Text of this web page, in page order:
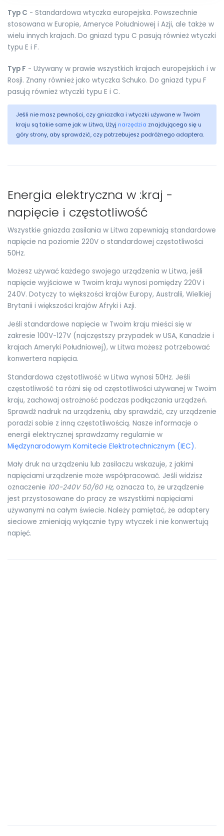
Typ C - Standardowa wtyczka europejska. Powszechnie
stosowana w Europie, Ameryce Południowej i Azji, ale także w
wielu innych krajach. Do gniazd typu C pasują również wtyczki
typu E i F.
Typ F - Używany w prawie wszystkich krajach europejskich i w
Rosji. Znany również jako wtyczka Schuko. Do gniazd typu F
pasują również wtyczki typu E i C.
Jeśli nie masz pewności, czy gniazdka i wtyczki używane w Twoim
kraju są takie same jak w Litwa, Użyj narzędzia znajdującego się u
góry strony, aby sprawdzić, czy potrzebujesz podróżnego adaptera.
Energia elektryczna w :kraj -
napięcie i częstotliwość
Wszystkie gniazda zasilania w Litwa zapewniają standardowe
napięcie na poziomie 220V o standardowej częstotliwości
50Hz.
Możesz używać każdego swojego urządzenia w Litwa, jeśli
napięcie wyjściowe w Twoim kraju wynosi pomiędzy 220V i
240V. Dotyczy to większości krajów Europy, Australii, Wielkiej
Brytanii i większości krajów Afryki i Azji.
Jeśli standardowe napięcie w Twoim kraju mieści się w
zakresie 100V-127V (najczęstszy przypadek w USA, Kanadzie i
krajach Ameryki Południowej), w Litwa możesz potrzebować
konwertera napięcia.
Standardowa częstotliwość w Litwa wynosi 50Hz. Jeśli
częstotliwość ta różni się od częstotliwości używanej w Twoim
kraju, zachowaj ostrożność podczas podłączania urządzeń.
Sprawdź nadruk na urządzeniu, aby sprawdzić, czy urządzenie
poradzi sobie z inną częstotliwością. Nasze informacje o
energii elektrycznej sprawdzamy regularnie w
Międzynarodowym Komitecie Elektrotechnicznym (IEC).
Mały druk na urządzeniu lub zasilaczu wskazuje, z jakimi
napięciami urządzenie może współpracować. Jeśli widzisz
oznaczenie 100-240V 50/60 Hz, oznacza to, że urządzenie
jest przystosowane do pracy ze wszystkimi napięciami
używanymi na całym świecie. Należy pamiętać, że adaptery
sieciowe zmieniają wyłącznie typy wtyczek i nie konwertują
napięć.